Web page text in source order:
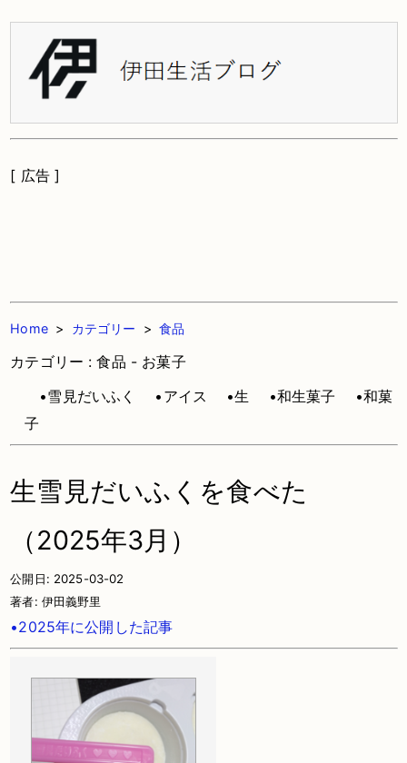
[ 広告 ]
Home> カテゴリー >食品
カテゴリー : 食品 - お菓子
•雪見だいふく
•アイス •生 •和生菓子
•和菓
子
生雪見だいふくを食べた
（2025年3月）
公開日: 2025-03-02
著者: 伊田義野里
•2025年に公開した記事